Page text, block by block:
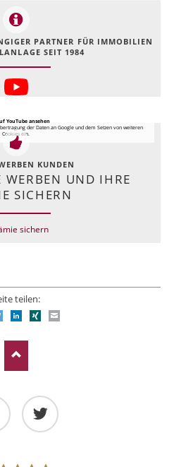
PARTNER FÜR IMMOBILIEN
SEIT 1984
YouTube ansehen
der Daten an Google und dem Setzen von weiteren
Cookies ein.
KUNDEN
WERBEN UND IHRE
SICHERN
teilen:
TwitterLinkedIn
Xing